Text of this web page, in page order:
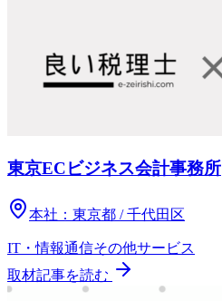
東京ECビジネス会計事務所
本社： 東京都 / 千代田区
IT・情報通信その他サービス
取材記事を読む